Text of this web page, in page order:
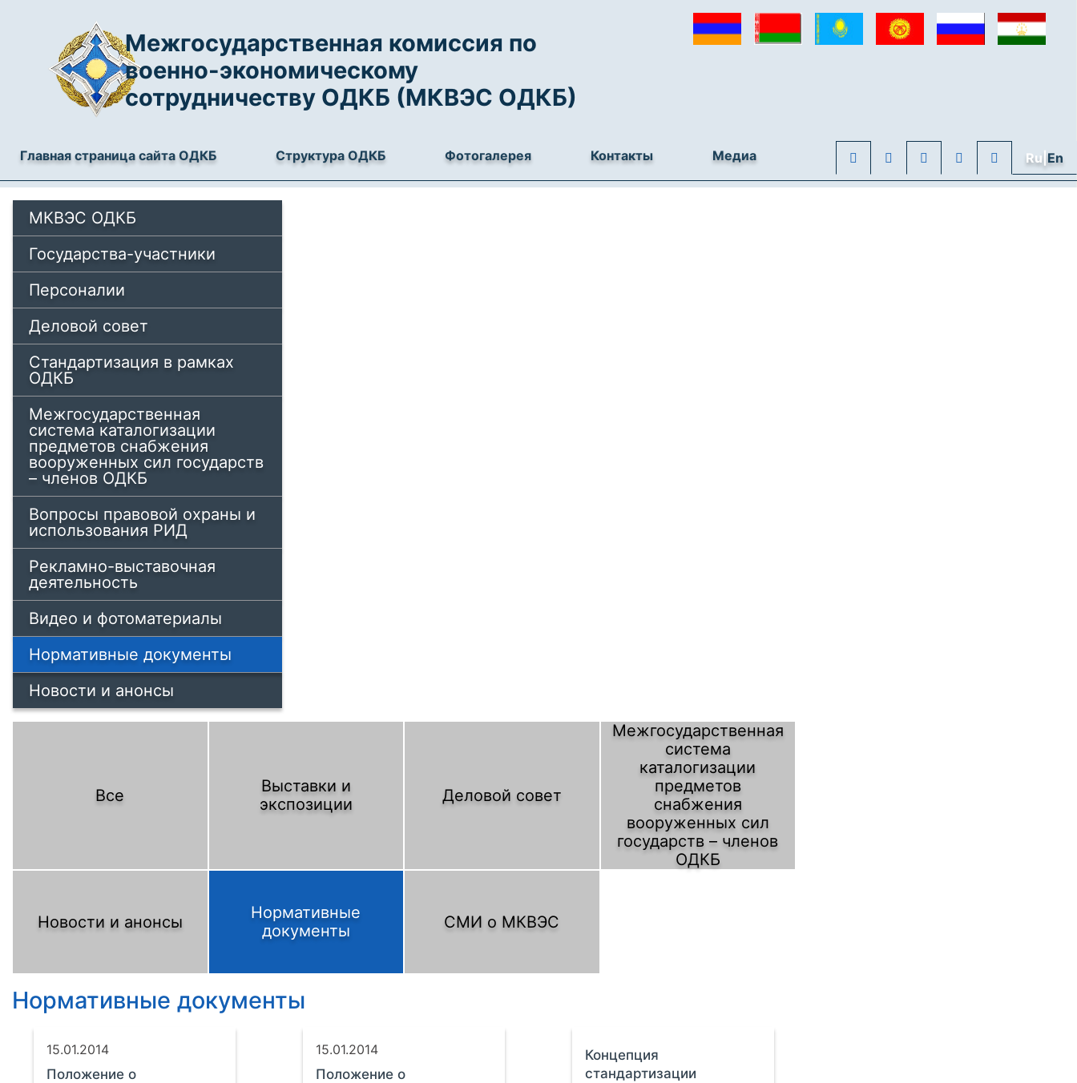
Межгосударственная комиссия по
военно-экономическому
сотрудничеству ОДКБ (МКВЭС ОДКБ)
Главная страница сайта ОДКБ Структура ОДКБ Фотогалерея Контакты Медиа Ru|En
МКВЭС ОДКБ
Государства-участники
Персоналии
Деловой совет
Стандартизация в рамках
ОДКБ
Межгосударственная
система каталогизации
предметов снабжения
вооруженных сил государств
– членов ОДКБ
Вопросы правовой охраны и
использования РИД
Рекламно-выставочная
деятельность
Видео и фотоматериалы
Нормативные документы
Новости и анонсы
Все
Выставки и
экспозиции
Деловой совет
Межгосударственная
система
каталогизации
предметов
снабжения
вооруженных сил
государств – членов
ОДКБ
Новости и анонсы
Нормативные
документы
СМИ о МКВЭС
Нормативные документы
15.01.2014
Положение о
15.01.2014
Положение о
Концепция
стандартизации